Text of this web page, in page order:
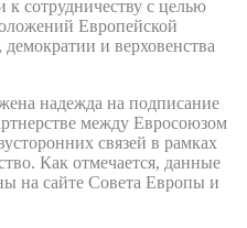
к сотрудничеству с целью
Европейской
и верховенства
надежда на подписание
между Евросоюзом
связей в рамках
Как отмечается, данные
на сайте Совета Европы и